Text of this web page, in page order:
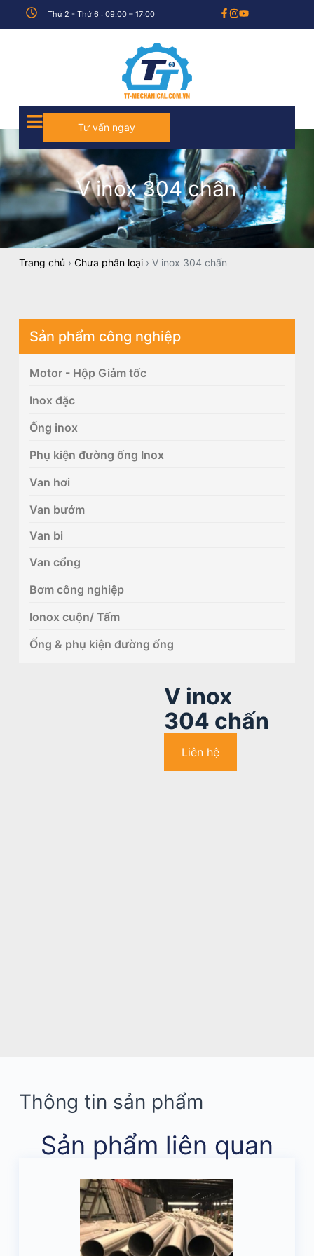
Thứ 2 - Thứ 6 : 09.00 – 17:00
Tư vấn ngay
V inox 304 chấn
Trang chủ › Chưa phân loại› V inox 304 chấn
Sản phẩm công nghiệp
Motor - Hộp Giảm tốc
Inox đặc
Ống inox
Phụ kiện đường ống Inox
Van hơi
Van bướm
Van bi
Van cổng
Bơm công nghiệp
Ionox cuộn/ Tấm
Ống & phụ kiện đường ống
V inox
304 chấn
Liên hệ
Thông tin sản phẩm
Sản phẩm liên quan